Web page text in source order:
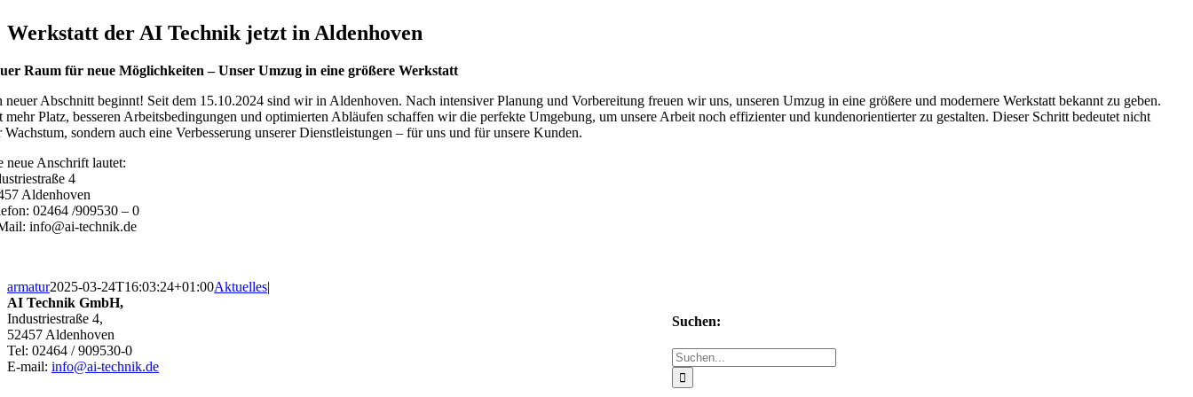
Bild
Werkstatt der AI Technik jetzt in Aldenhoven
Raum für neue Möglichkeiten – Unser Umzug in eine größere Werkstatt
neuer Abschnitt beginnt! Seit dem 15.10.2024 sind wir in Aldenhoven. Nach intensiver Planung und Vorbereitung freuen wir uns, unseren Umzug in eine größere und modernere Werkstatt bekannt zu geben.
mehr Platz, besseren Arbeitsbedingungen und optimierten Abläufen schaffen wir die perfekte Umgebung, um unsere Arbeit noch effizienter und kundenorientierter zu gestalten. Dieser Schritt bedeutet nicht
Wachstum, sondern auch eine Verbesserung unserer Dienstleistungen – für uns und für unsere Kunden.
neue Anschrift lautet:
4
Aldenhoven
02464 /909530 – 0
info@ai-technik.de
armatur2025-03-24T16:03:24+01:00Aktuelles|
Suchen:
Suche
nach:
AI Technik GmbH,
Industriestraße 4,
52457 Aldenhoven
Tel: 02464 / 909530-0
E-mail: info@ai-technik.de